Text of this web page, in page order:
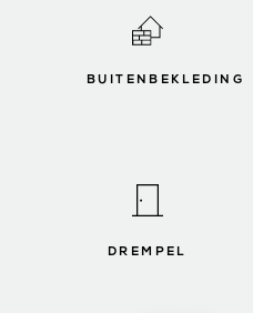
BUITENBEKLEDING
DREMPEL